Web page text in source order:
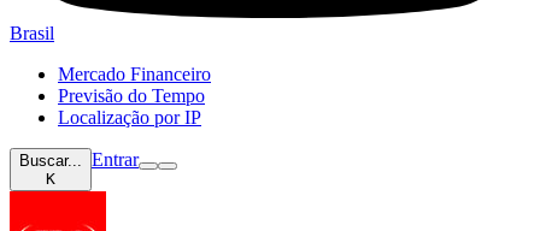
Brasil
Mercado Financeiro
Previsão do Tempo
Localização por IP
Buscar...
K
Entrar